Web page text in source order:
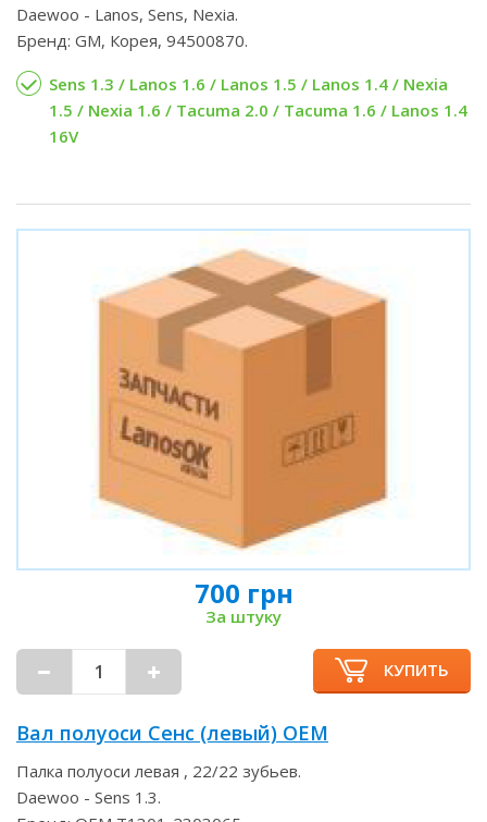
Daewoo - Lanos, Sens, Nexia.
Бренд: GM, Корея, 94500870.
Sens 1.3 / Lanos 1.6 / Lanos 1.5 / Lanos 1.4 / Nexia
1.5 / Nexia 1.6 / Tacuma 2.0 / Tacuma 1.6 / Lanos 1.4
16V
700 грн
За штуку
КУПИТЬ
Вал полуоси Сенс (левый) OEM
Палка полуоси левая , 22/22 зубьев.
Daewoo - Sens 1.3.